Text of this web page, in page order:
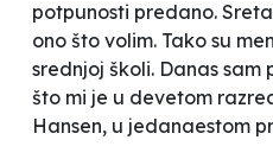
potpunosti predano.
ono što volim. Tako su
srednjoj školi. Danas
što mi je u devetom
Hansen, u jedanaestom